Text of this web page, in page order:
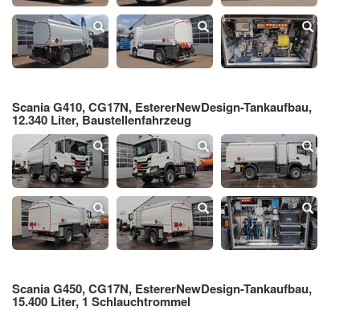
Scania G410, CG17N, EstererNewDesign-Tankaufbau,
12.340 Liter, Baustellenfahrzeug
Scania G450, CG17N, EstererNewDesign-Tankaufbau,
15.400 Liter, 1 Schlauchtrommel